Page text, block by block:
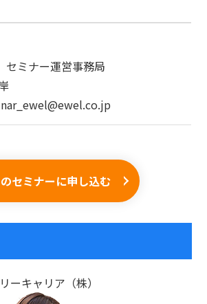
ミナー運営事務局
セミナーに申し込む
ーキャリア（株）